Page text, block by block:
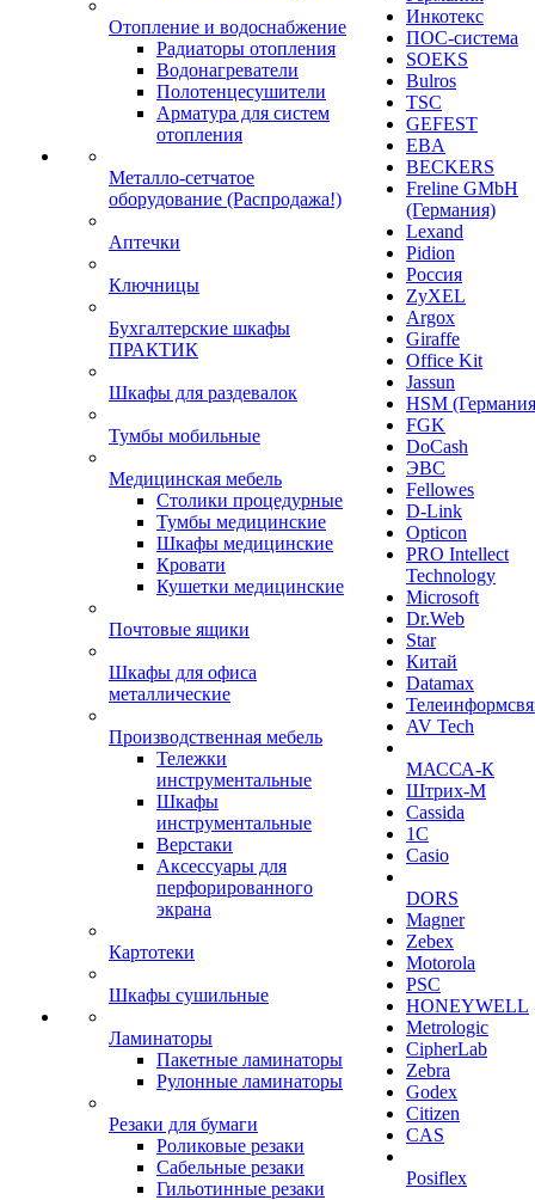
Отопление и водоснабжение
Радиаторы отопления
Водонагреватели
Полотенцесушители
Арматура для систем
отопления
Металло-сетчатое
оборудование (Распродажа!)
Аптечки
Ключницы
Бухгалтерские шкафы
ПРАКТИК
Шкафы для раздевалок
Тумбы мобильные
Медицинская мебель
Столики процедурные
Тумбы медицинские
Шкафы медицинские
Кровати
Кушетки медицинские
Почтовые ящики
Шкафы для офиса
металлические
Производственная мебель
Тележки
инструментальные
Шкафы
инструментальные
Верстаки
Аксессуары для
перфорированного
экрана
Картотеки
Шкафы сушильные
Ламинаторы
Пакетные ламинаторы
Рулонные ламинаторы
Резаки для бумаги
Роликовые резаки
Сабельные резаки
Гильотинные резаки
Инкотекс
ПОС-система
SOEKS
Bulros
TSC
GEFEST
EBA
BECKERS
Freline GMbH
(Германия)
Lexand
Pidion
Россия
ZyXEL
Argox
Giraffe
Office Kit
Jassun
HSM
FGK
DoCash
ЭВС
Fellowes
D-Link
Opticon
PRO Intellect
Technology
Microsoft
Dr.Web
Star
Китай
Datamax
AV Tech
МАССА-К
Штрих-М
Cassida
1С
Casio
DORS
Magner
Zebex
Motorola
PSC
HONEYWELL
Metrologic
CipherLab
Zebra
Godex
Citizen
CAS
Posiflex